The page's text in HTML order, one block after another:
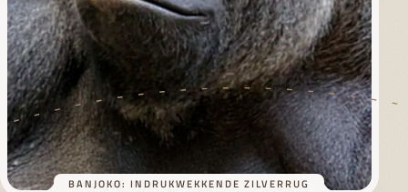
BANJOKO: INDRUKWEKKENDE ZILVERRUG